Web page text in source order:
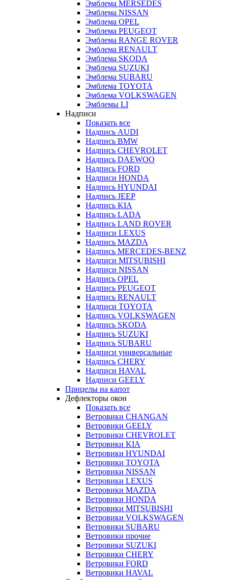
Эмблема MERSEDES
Эмблема NISSAN
Эмблема OPEL
Эмблема PEUGEOT
Эмблема RANGE ROVER
Эмблема RENAULT
Эмблема SKODA
Эмблема SUZUKI
Эмблема SUBARU
Эмблема TOYOTA
Эмблема VOLKSWAGEN
Эмблемы LI
Надписи
Показать все
Надпись AUDI
Надпись BMW
Надпись CHEVROLET
Надпись DAEWOO
Надпись FORD
Надписи HONDA
Надпись HYUNDAI
Надпись JEEP
Надпись KIA
Надпись LADA
Надпись LAND ROVER
Надписи LEXUS
Надпись MAZDA
Надпись MERCEDES-BENZ
Надписи MITSUBISHI
Надписи NISSAN
Надпись OPEL
Надпись PEUGEOT
Надпись RENAULT
Надписи TOYOTA
Надпись VOLKSWAGEN
Надпись SKODA
Надпись SUZUKI
Надпись SUBARU
Надписи универсальные
Надпись CHERY
Надписи HAVAL
Надписи GEELY
Прицелы на капот
Дефлекторы окон
Показать все
Ветровики CHANGAN
Ветровики GEELY
Ветровики CHEVROLET
Ветровики KIA
Ветровики HYUNDAI
Ветровики TOYOTA
Ветровики NISSAN
Ветровики LEXUS
Ветровики MAZDA
Ветровики HONDA
Ветровики MITSUBISHI
Ветровики VOLKSWAGEN
Ветровики SUBARU
Ветровики прочие
Ветровики SUZUKI
Ветровики CHERY
Ветровики FORD
Ветровики HAVAL